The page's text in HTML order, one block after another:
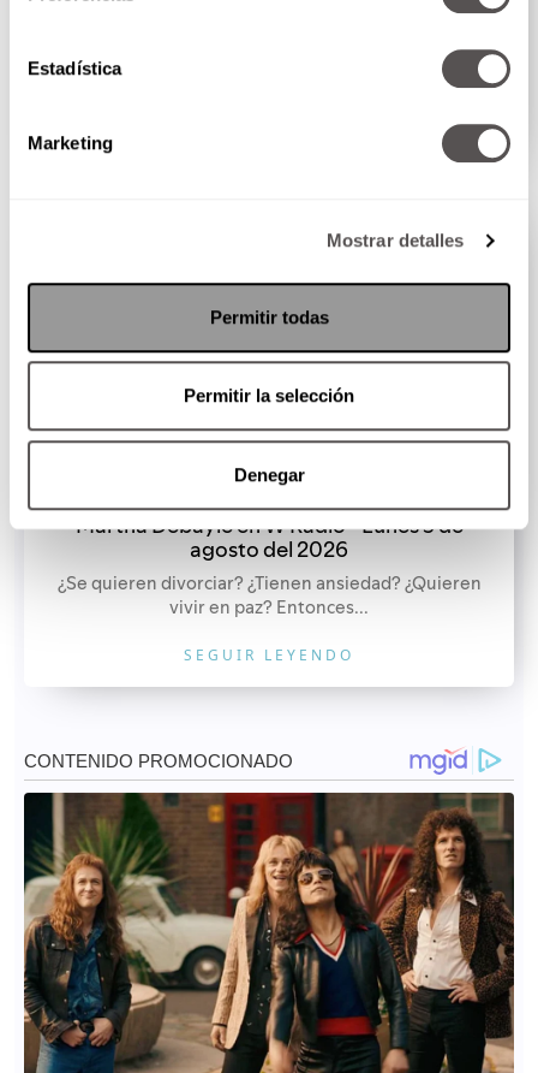
Estadística
Marketing
Mostrar detalles
Permitir todas
Permitir la selección
Denegar
Martha Debayle en W Radio - Martes 4 de
No se pierdan el programa de hoy, aquí les vamos...
Martha Debayle en W Radio - Lunes 3 de
agosto del 2026
¿Se quieren divorciar? ¿Tienen ansiedad? ¿Quieren
vivir en paz? Entonces...
SEGUIR LEYENDO